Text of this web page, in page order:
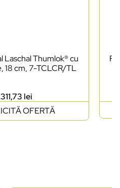
Laschal Thumlok® cu
18 cm, 7-TCLCR/TL
lei
OFERTĂ